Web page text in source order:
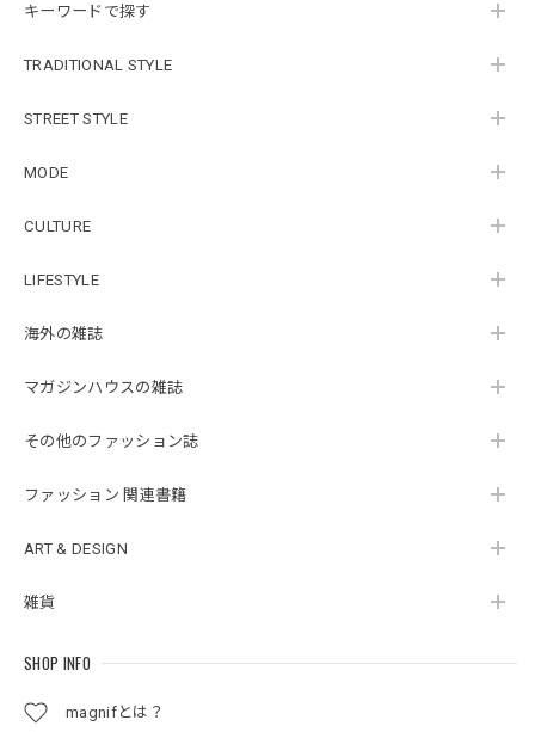
キーワードで探す
TRADITIONAL STYLE
STREET STYLE
MODE
CULTURE
LIFESTYLE
海外の雑誌
マガジンハウスの雑誌
その他のファッション誌
ファッション 関連書籍
ART & DESIGN
雑貨
SHOP INFO
magnifとは？